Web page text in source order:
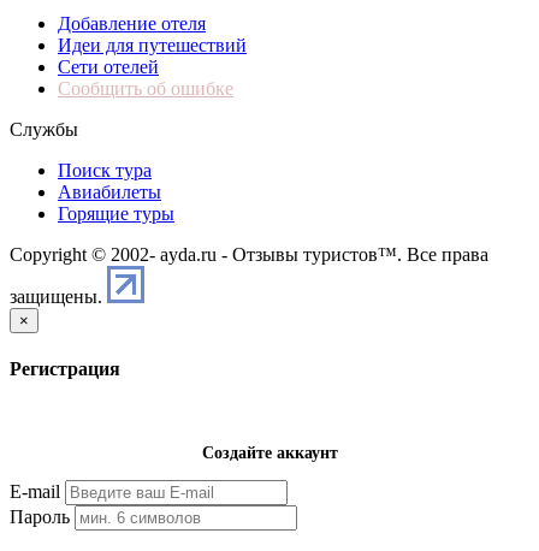
Добавление отеля
Идеи для путешествий
Сети отелей
Сообщить об ошибке
Службы
Поиск тура
Авиабилеты
Горящие туры
Copyright © 2002- ayda.ru - Отзывы туристов™. Все права
защищены.
×
Регистрация
Создайте аккаунт
E-mail
Пароль